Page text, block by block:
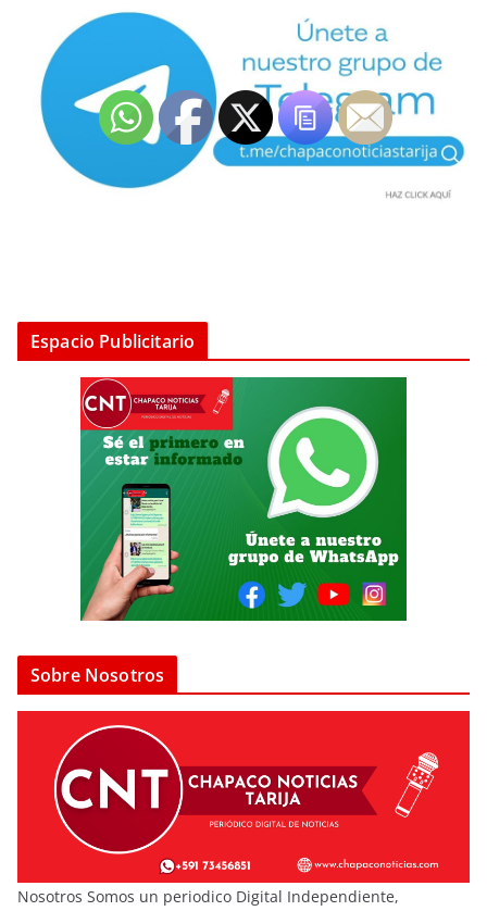
Espacio Publicitario
Sobre Nosotros
Nosotros Somos un periodico Digital Independiente,